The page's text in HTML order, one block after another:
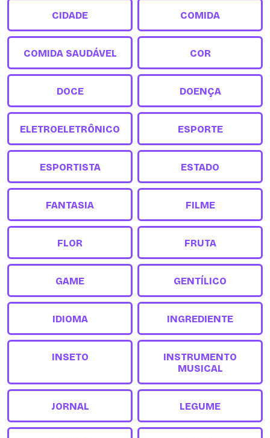
CIDADE COMIDA
COMIDA SAUDÁVEL COR
DOCE DOENÇA
ELETROELETRÔNICO ESPORTE
ESPORTISTA ESTADO
FANTASIA FILME
FLOR FRUTA
GAME GENTÍLICO
IDIOMA INGREDIENTE
INSETO
INSTRUMENTO
MUSICAL
JORNAL LEGUME